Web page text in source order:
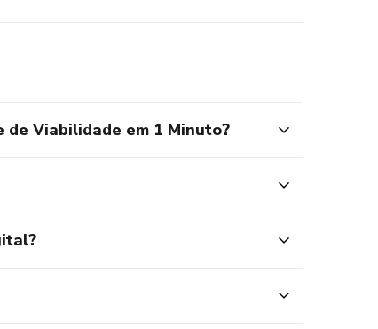
Viabilidade em 1 Minuto?